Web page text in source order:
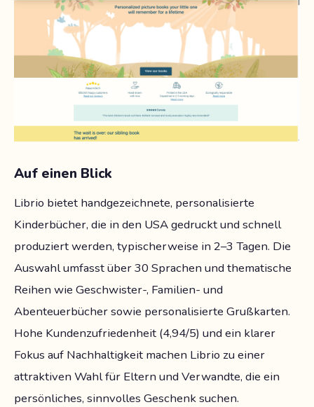
Auf einen Blick
Librio bietet handgezeichnete, personalisierte
Kinderbücher, die in den USA gedruckt und schnell
produziert werden, typischerweise in 2–3 Tagen. Die
Auswahl umfasst über 30 Sprachen und thematische
Reihen wie Geschwister-, Familien- und
Abenteuerbücher sowie personalisierte Grußkarten.
Hohe Kundenzufriedenheit (4,94/5) und ein klarer
Fokus auf Nachhaltigkeit machen Librio zu einer
attraktiven Wahl für Eltern und Verwandte, die ein
persönliches, sinnvolles Geschenk suchen.